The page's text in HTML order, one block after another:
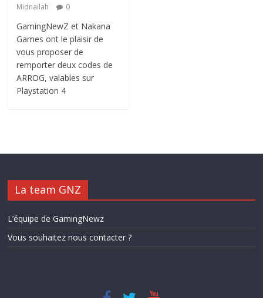
Midnailah
0
GamingNewZ et Nakana
Games ont le plaisir de
vous proposer de
remporter deux codes de
ARROG, valables sur
Playstation 4
La team GNZ
L’équipe de GamingNewz
Vous souhaitez nous contacter ?